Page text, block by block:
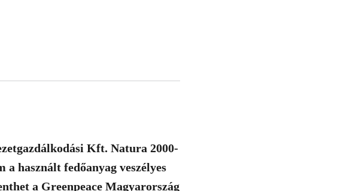
Kft. Natura 2000-
használt fedőanyag veszélyes
a Greenpeace Magyarország